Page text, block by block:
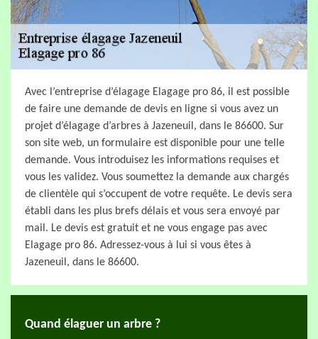
Avec l’entreprise d’élagage Elagage pro 86, il est possible
de faire une demande de devis en ligne si vous avez un
projet d’élagage d’arbres à Jazeneuil, dans le 86600. Sur
son site web, un formulaire est disponible pour une telle
demande. Vous introduisez les informations requises et
vous les validez. Vous soumettez la demande aux chargés
de clientèle qui s’occupent de votre requête. Le devis sera
établi dans les plus brefs délais et vous sera envoyé par
mail. Le devis est gratuit et ne vous engage pas avec
Elagage pro 86. Adressez-vous à lui si vous êtes à
Jazeneuil, dans le 86600.
Quand élaguer un arbre ?